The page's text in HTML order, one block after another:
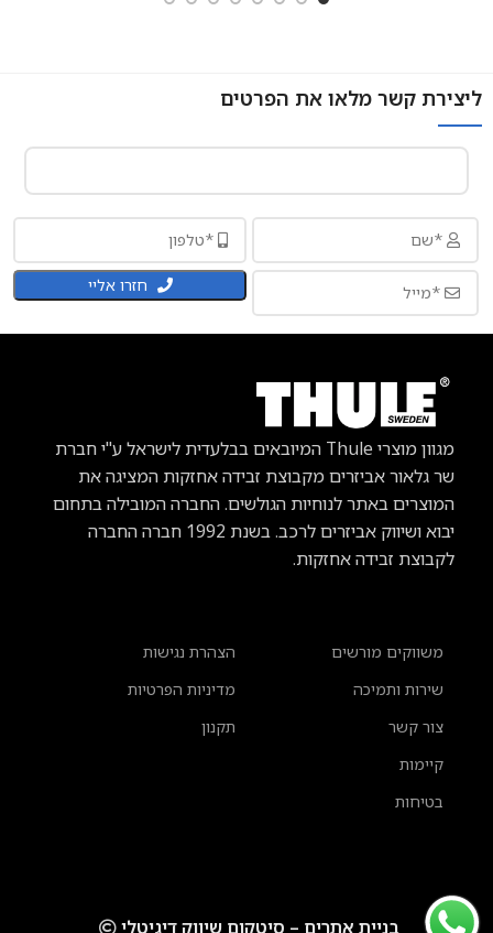
ליצירת קשר מלאו את הפרטים
חזרו אליי
מגוון מוצרי Thule
המיובאים בבלעדית לישראל ע"י חברת
שר גלאור אביזרים מקבוצת זבידה אחזקות המציגה את
המוצרים באתר לנוחיות הגולשים. החברה המובילה בתחום
יבוא ושיווק אביזרים לרכב.
בשנת 1992 חברה החברה
לקבוצת זבידה אחזקות.
משווקים מורשים
שירות ותמיכה
צור קשר
קיימות
בטיחות
הצהרת נגישות
מדיניות הפרטיות
תקנון
בניית אתרים – סיטקום שיווק דיגיטלי